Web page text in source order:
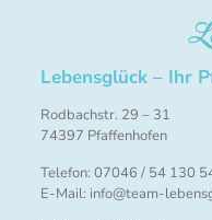
Lebensglück – Ihr
Rodbachstr. 29 – 31
74397 Pfaffenhofen
Telefon: 07046 / 54 130
E-Mail: info@team-